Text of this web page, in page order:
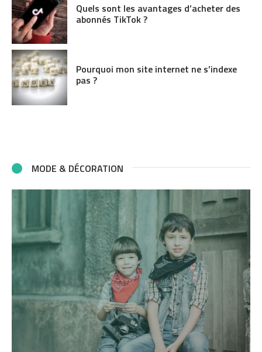
Quels sont les avantages d’acheter des
abonnés TikTok ?
Pourquoi mon site internet ne s’indexe
pas ?
MODE & DÉCORATION